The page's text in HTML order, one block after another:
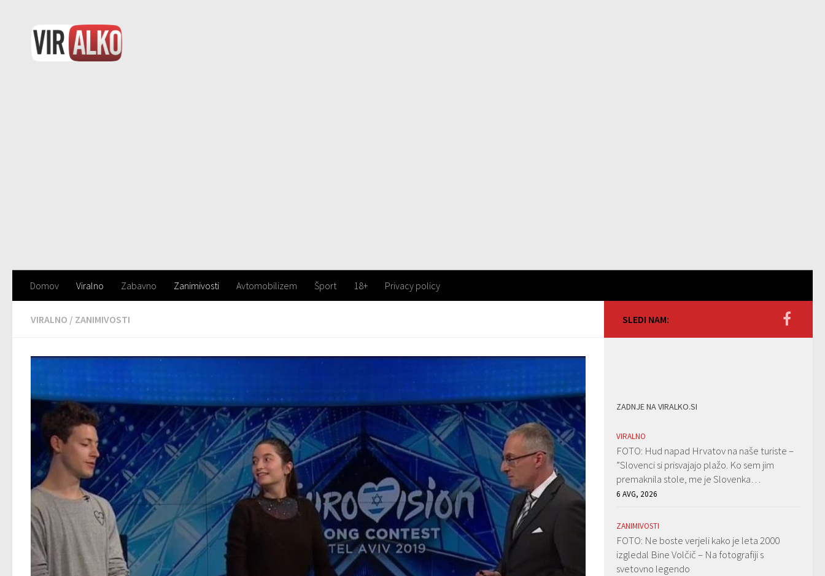
Domov Viralno Zabavno Zanimivosti Avtomobilizem Šport 18+ Privacy policy
VIRALNO / ZANIMIVOSTI SLEDI NAM:
ZADNJE NA VIRALKO.SI
VIRALNO
FOTO: Hud napad Hrvatov na naše turiste –
”Slovenci si prisvajajo plažo. Ko sem jim
premaknila stole, me je Slovenka…
6 AVG, 2026
ZANIMIVOSTI
FOTO: Ne boste verjeli kako je leta 2000
izgledal Bine Volčič – Na fotografiji s
svetovno legendo